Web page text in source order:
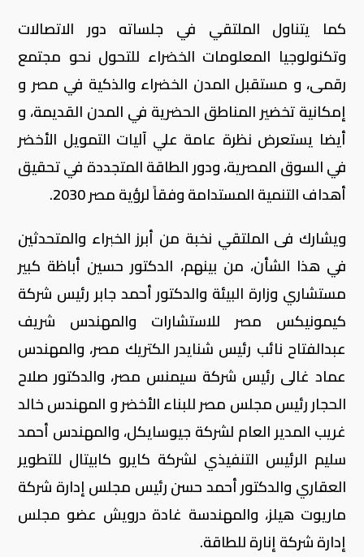
كما يتناول الملتقي في جلساته دور الاتصالات
وتكنولوجيا المعلومات الخضراء للتحول نحو مجتمع
رقمى، و مستقبل المدن الخضراء والذكية في مصر و
إمكانية تخضير المناطق الحضرية في المدن القديمة، و
أيضا يستعرض نظرة عامة علي آليات التمويل الأخضر
في السوق المصرية، ودور الطاقة المتجددة في تحقيق
أهداف التنمية المستدامة وفقاً لرؤية مصر 2030.
ويشارك فى الملتقي نخبة من أبرز الخبراء والمتحدثين
في هذا الشأن، من بينهم، الدكتور حسين أباظة كبير
مستشاري وزارة البيئة والدكتور أحمد جابر رئيس شركة
كيمونيكس مصر للاستشارات والمهندس شريف
عبدالفتاح نائب رئيس شنايدر الكتريك مصر، والمهندس
عماد غالى رئيس شركة سيمنس مصر، والدكتور صلاح
الحجار رئيس مجلس مصر للبناء الأخضر و المهندس خالد
غريب المدير العام لشركة جيوسايكل، والمهندس أحمد
سليم الرئيس التنفيذي لشركة كايرو كابيتال للتطوير
العقاري والدكتور أحمد حسن رئيس مجلس إدارة شركة
ماريوت هيلز، والمهندسة غادة درويش عضو مجلس
إدارة شركة إنارة للطاقة.